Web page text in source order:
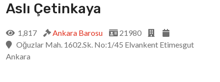
Aslı Çetinkaya
1,817 Ankara Barosu
21980
Oğuzlar Mah. 1602.Sk. No:1/45 Elvankent Etimesgut
Ankara